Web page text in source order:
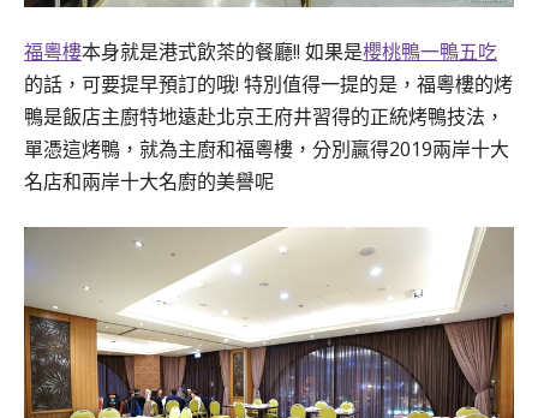
福粵樓本身就是港式飲茶的餐廳!! 如果是櫻桃鴨一鴨五吃
的話，可要提早預訂的哦! 特別值得一提的是，福粵樓的烤
鴨是飯店主廚特地遠赴北京王府井習得的正統烤鴨技法，
單憑這烤鴨，就為主廚和福粵樓，分別贏得2019兩岸十大
名店和兩岸十大名廚的美譽呢